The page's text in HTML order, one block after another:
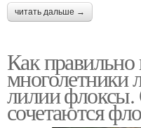
читать дальше →
Как правильно
многолетники
лилии флоксы.
сочетаются